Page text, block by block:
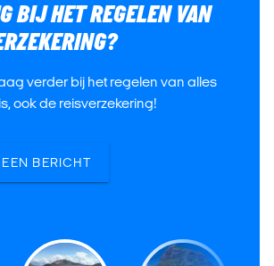
BIJ HET REGELEN VAN
verder bij het regelen van alles
ook de reisverzekering!
BERICHT